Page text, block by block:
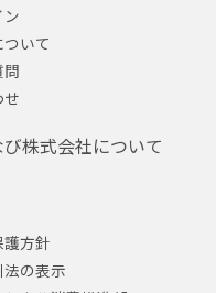
いて
問
株式会社について
方針
の表示